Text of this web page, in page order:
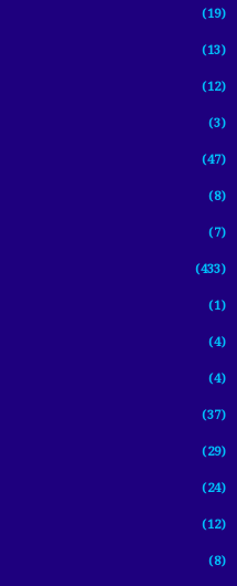
(19)
(13)
(12)
(3)
(47)
(8)
(7)
(433)
(1)
(4)
(4)
(37)
(29)
(24)
(12)
(8)